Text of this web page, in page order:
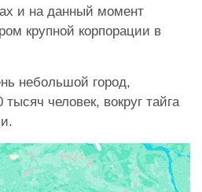
и на данный момент
крупной корпорации в
небольшой город,
человек, вокруг тайга